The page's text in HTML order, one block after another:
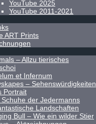
YouTube 2025
YouTube 2011-2021
ART Prints
– Allzu tierisches
et Infernum
– Sehenswürdigkeiten
Portrait
Schuhe der Jedermanns
Landschaften
Bull – Wie ein wilder Stier